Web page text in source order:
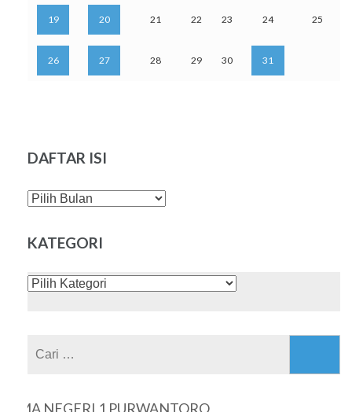
19 20 21 22 23 24 25
26 27 28 29 30 31
DAFTAR ISI
DAFTAR
KATEGORI
KATEGORI
NEGERI 1 PURWANTORO